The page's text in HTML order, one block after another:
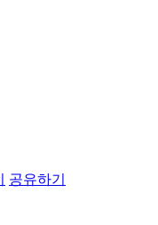
공유하기